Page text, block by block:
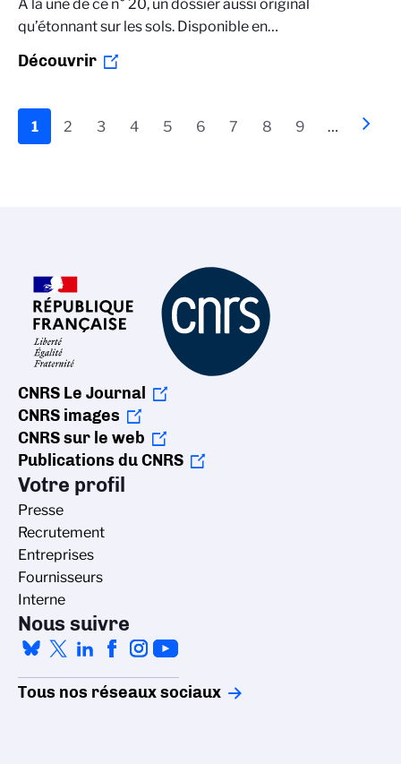
À la une de ce n° 20, un dossier aussi original
qu’étonnant sur les sols. Disponible en…
Découvrir
Pagination
Page
actuelle
1 Page
2 Page
3 Page
4 Page
5 Page
6 Page
7 Page
8 Page
9 …
Page
››
CNRS Le Journal
CNRS images
CNRS sur le web
Publications du CNRS
Votre profil
Presse
Recrutement
Entreprises
Fournisseurs
Interne
Nous suivre
Tous nos réseaux sociaux